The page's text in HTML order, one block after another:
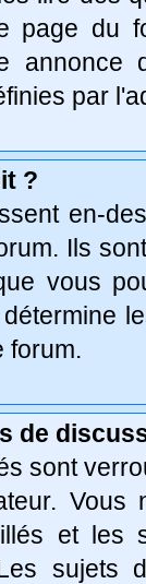
page du
annonce
par
?
en-
Ils
vous
détermine
forum.
de
sont
et les
sujets